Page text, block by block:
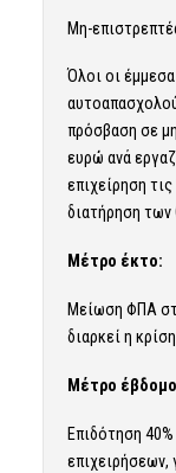
Μη-
Όλοι οι
πρόσβαση σε
ευρώ ανά
επιχείρηση
διατήρηση
Μέτρο έκτο:
Μείωση ΦΠΑ
διαρκεί η
Μέτρο
Επιδότηση
επιχειρήσεων,